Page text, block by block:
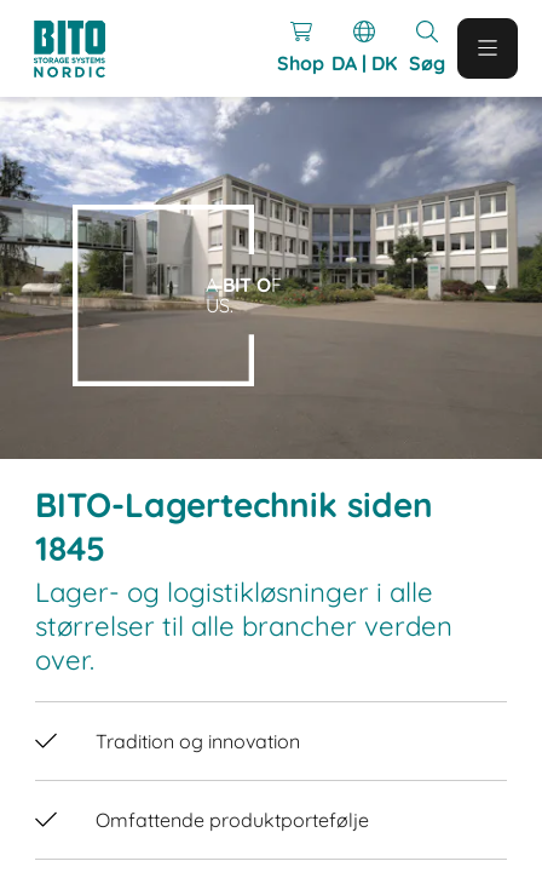
Shop DA | DK Søg
ABIT OF
US.
BITO-Lagertechnik siden
1845
Lager- og logistikløsninger i alle
størrelser til alle brancher verden
over.
Tradition og innovation
Omfattende produktportefølje